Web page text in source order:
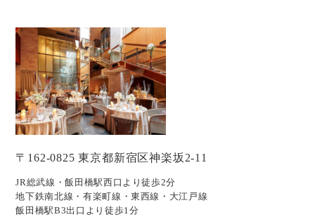
〒162-0825 東京都新宿区神楽坂2-11
JR総武線・飯田橋駅西口より徒歩2分
地下鉄南北線・有楽町線・東西線・大江戸線
飯田橋駅B3出口より徒歩1分